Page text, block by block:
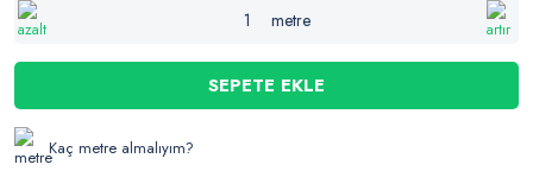
metre
SEPETE EKLE
Kaç metre almalıyım?